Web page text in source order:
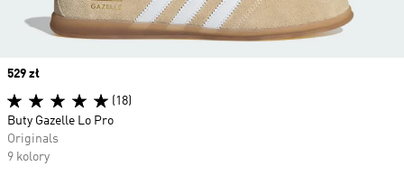
Price
529 zł
(18)
Buty Gazelle Lo Pro
Originals
9 kolory